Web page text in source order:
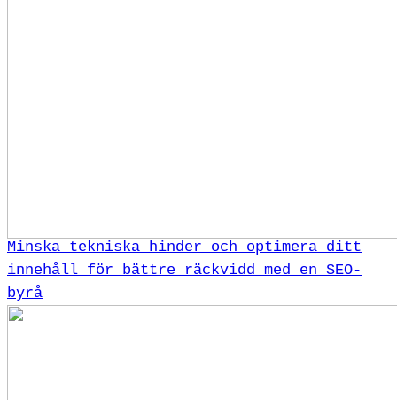
Minska tekniska hinder och optimera ditt
innehåll för bättre räckvidd med en SEO-
byrå